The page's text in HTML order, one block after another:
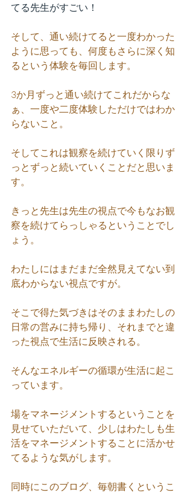
てる先生がすごい！
そして、通い続けてると一度わかった
ように思っても、何度もさらに深く知
るという体験を毎回します。
3か月ずっと通い続けてこれだからな
ぁ、一度や二度体験しただけではわか
らないこと。
そしてこれは観察を続けていく限りず
っとずっと続いていくことだと思いま
す。
きっと先生は先生の視点で今もなお観
察を続けてらっしゃるということでし
ょう。
わたしにはまだまだ全然見えてない到
底わからない視点ですが。
そこで得た気づきはそのままわたしの
日常の営みに持ち帰り、それまでと違
った視点で生活に反映される。
そんなエネルギーの循環が生活に起こ
っています。
場をマネージメントするということを
見せていただいて、少しはわたしも生
活をマネージメントすることに活かせ
てるような気がします。
同時にこのブログ、毎朝書くというこ